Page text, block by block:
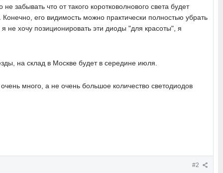
забывать что от такого коротковолнового света будет
его видимость можно практически полностью убрать
не хочу позиционировать эти диоды "для красоты", я
на склад в Москве будет в середине июля.
много, а не очень большое количество светодиодов
#2